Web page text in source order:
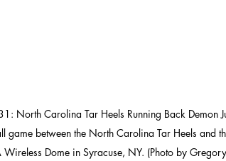
North Carolina Tar Heels Running Back Demon
game between the North Carolina Tar Heels and
Dome in Syracuse, NY. (Photo by